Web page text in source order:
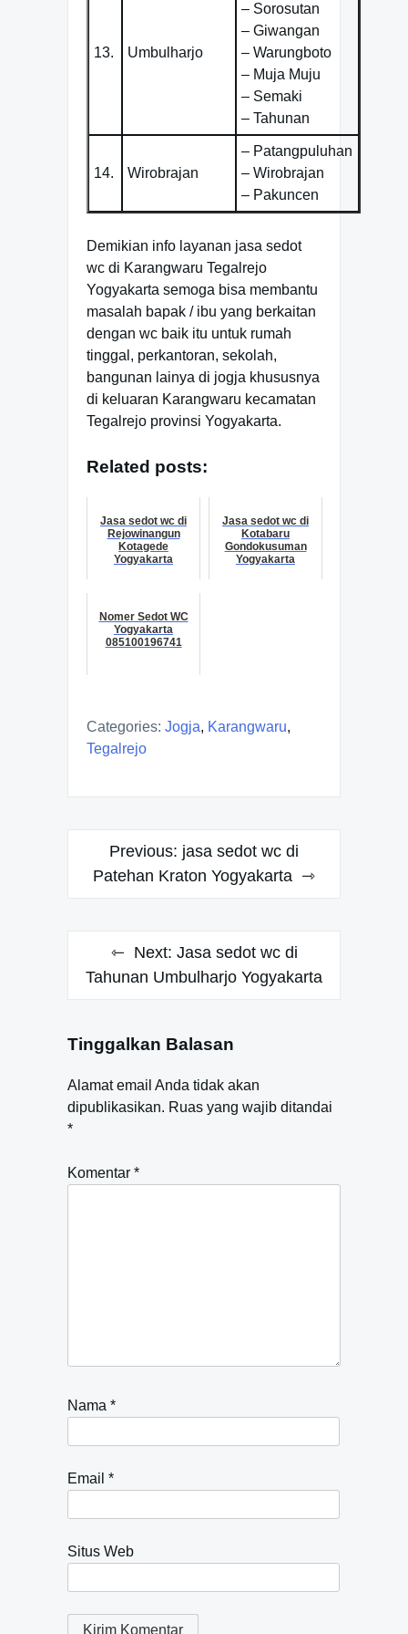
13. Umbulharjo
– Sorosutan
– Giwangan
– Warungboto
– Muja Muju
– Semaki
– Tahunan
14. Wirobrajan
– Patangpuluhan
– Wirobrajan
– Pakuncen
Demikian info layanan jasa sedot
wc di Karangwaru Tegalrejo
Yogyakarta semoga bisa membantu
masalah bapak / ibu yang berkaitan
dengan wc baik itu untuk rumah
tinggal, perkantoran, sekolah,
bangunan lainya di jogja khususnya
di keluaran Karangwaru kecamatan
Tegalrejo provinsi Yogyakarta.
Related posts:
Jasa sedot wc di
Rejowinangun
Kotagede
Yogyakarta
Jasa sedot wc di
Kotabaru
Gondokusuman
Yogyakarta
Nomer Sedot WC
Yogyakarta
085100196741
Categories: Jogja, Karangwaru,
Tegalrejo
Navigasi
pos
Previous: jasa sedot wc di
Patehan Kraton Yogyakarta
Next: Jasa sedot wc di
Tahunan Umbulharjo Yogyakarta
Tinggalkan Balasan
Alamat email Anda tidak akan
dipublikasikan. Ruas yang wajib ditandai
*
Komentar *
Nama *
Email *
Situs Web